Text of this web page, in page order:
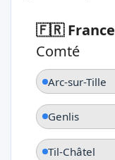
🇫🇷 France
Comté
Arc-sur-Tille
Genlis
Til-Châtel